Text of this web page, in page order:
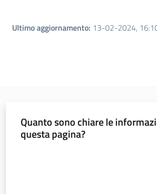
Ultimo aggiornamento: 13-02-2024,
Quanto sono chiare le
questa pagina?